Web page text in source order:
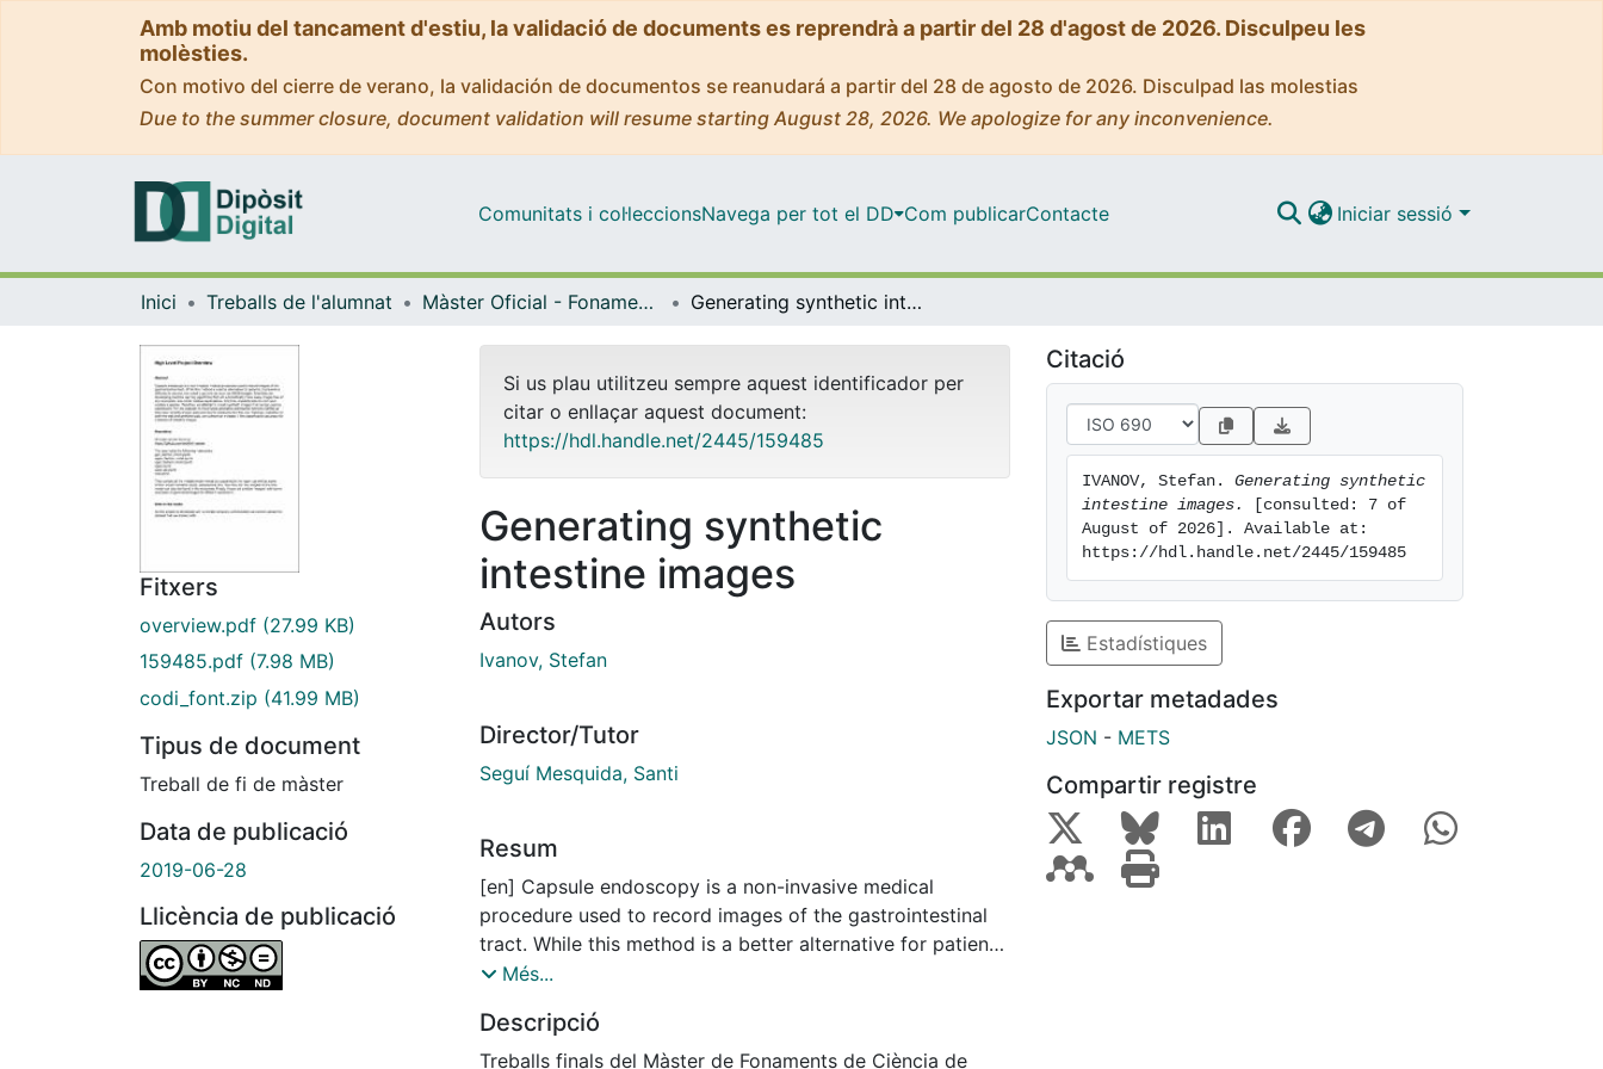
Amb motiu del tancament d'estiu, la validació de documents es reprendrà a partir del 28 d'agost de 2026. Disculpeu les
molèsties.
Con motivo del cierre de verano, la validación de documentos se reanudará a partir del 28 de agosto de 2026. Disculpad las molestias
Due to the summer closure, document validation will resume starting August 28, 2026. We apologize for any inconvenience.
Comunitats i col·leccionsNavega per tot el DD Com publicarContacte Iniciar sessió
Inici Treballs de l'alumnat Màster Oficial - Fonaments de la Ciència de Dades Generating synthetic intestine images
Fitxers
overview.pdf (27.99 KB)
159485.pdf (7.98 MB)
codi_font.zip (41.99 MB)
Tipus de document
Treball de fi de màster
Data de publicació
2019-06-28
Llicència de publicació
Si us plau utilitzeu sempre aquest identificador per
citar o enllaçar aquest document:
https://hdl.handle.net/2445/159485
Generating synthetic
intestine images
Autors
Ivanov, Stefan
Director/Tutor
Seguí Mesquida, Santi
Resum
[en] Capsule endoscopy is a non-invasive medical
procedure used to record images of the gastrointestinal
tract. While this method is a better alternative for patients,
it presents a difficulty to doctors who need to go over as
learning algorithms that will automatically throw away
images free of any anomalies. Like other medical
Més...
Descripció
Treballs finals del Màster de Fonaments de Ciència de
Citació
IVANOV, Stefan. Generating synthetic
intestine images.
[consulted: 7 of
August of 2026]. Available at:
https://hdl.handle.net/2445/159485
Estadístiques
Exportar metadades
JSON - METS
Compartir registre